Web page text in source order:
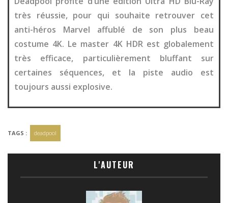
très réussie, pour qui souhaite retrouver cet
anti-héros Marvel affublé de son plus beau
costume 4K. Le master 4K HDR est globalement
très efficace, particulièrement bluffant sur
certaines séquences, et la piste audio est
toujours aussi explosive.
TAGS : deadpool
L'AUTEUR